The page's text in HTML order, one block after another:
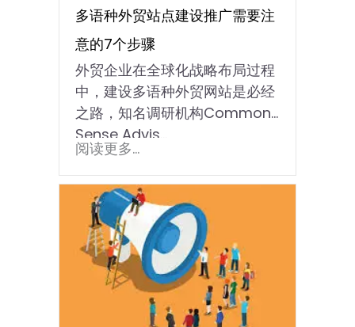
多语种外贸站点建设推广需要注
意的7个步骤
外贸企业在全球化战略布局过程
中，建设多语种外贸网站是必经
之路，知名调研机构Common
Sense Advis...
阅读更多...